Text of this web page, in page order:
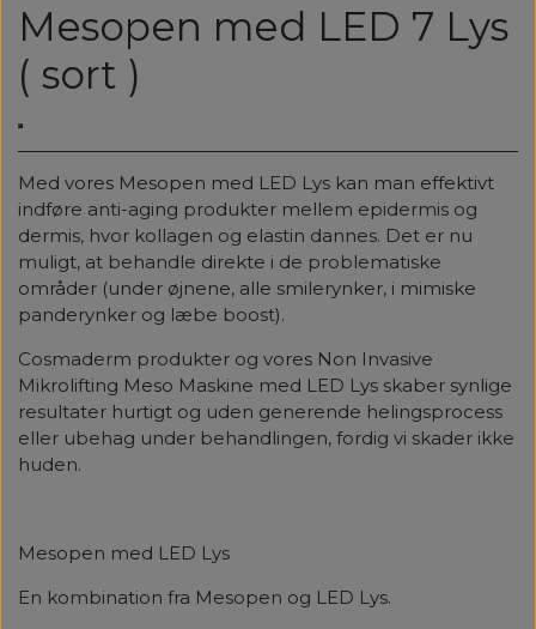
Mesopen med LED 7 Lys
( sort )
Med vores Mesopen med LED Lys kan man effektivt
indføre anti-aging produkter mellem epidermis og
dermis, hvor kollagen og elastin dannes. Det er nu
muligt, at behandle direkte i de problematiske
områder (under øjnene, alle smilerynker, i mimiske
panderynker og læbe boost).
Cosmaderm produkter og vores Non Invasive
Mikrolifting Meso Maskine med LED Lys skaber synlige
resultater hurtigt og uden generende helingsprocess
eller ubehag under behandlingen, fordig vi skader ikke
huden.
Mesopen med LED Lys
En kombination fra Mesopen og LED Lys.